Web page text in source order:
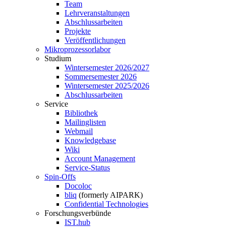
Team
Lehrveranstaltungen
Abschlussarbeiten
Projekte
Veröffentlichungen
Mikroprozessorlabor
Studium
Wintersemester 2026/2027
Sommersemester 2026
Wintersemester 2025/2026
Abschlussarbeiten
Service
Bibliothek
Mailinglisten
Webmail
Knowledgebase
Wiki
Account Management
Service-Status
Spin-Offs
Docoloc
bliq (formerly AIPARK)
Confidential Technologies
Forschungsverbünde
IST.hub